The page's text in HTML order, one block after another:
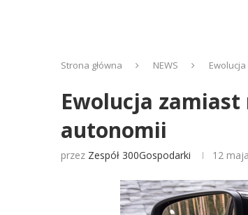
Strona główna NEWS
Ewolucja
autonomii
przez Zespół 300Gospodarki 12